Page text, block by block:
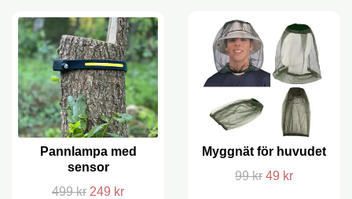
Pannlampa med
sensor
499 kr 249 kr
Myggnät för huvudet
99 kr 49 kr